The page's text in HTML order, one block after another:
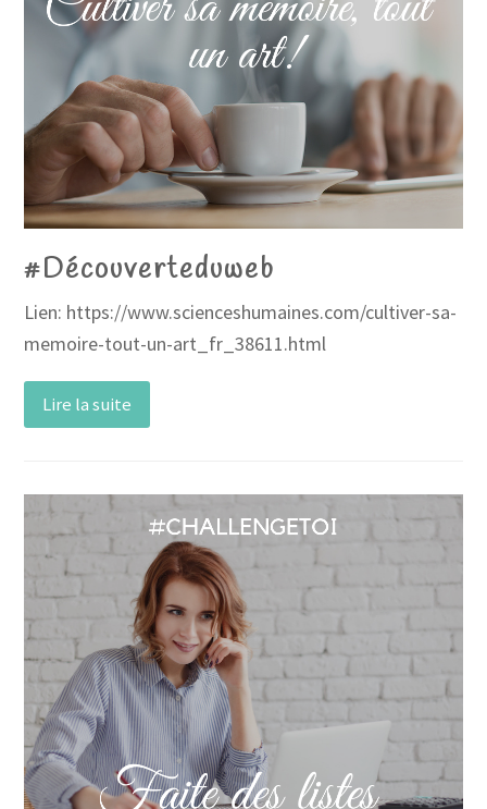
#Découverteduweb
Lien: https://www.scienceshumaines.com/cultiver-sa-
memoire-tout-un-art_fr_38611.html
Lire la suite